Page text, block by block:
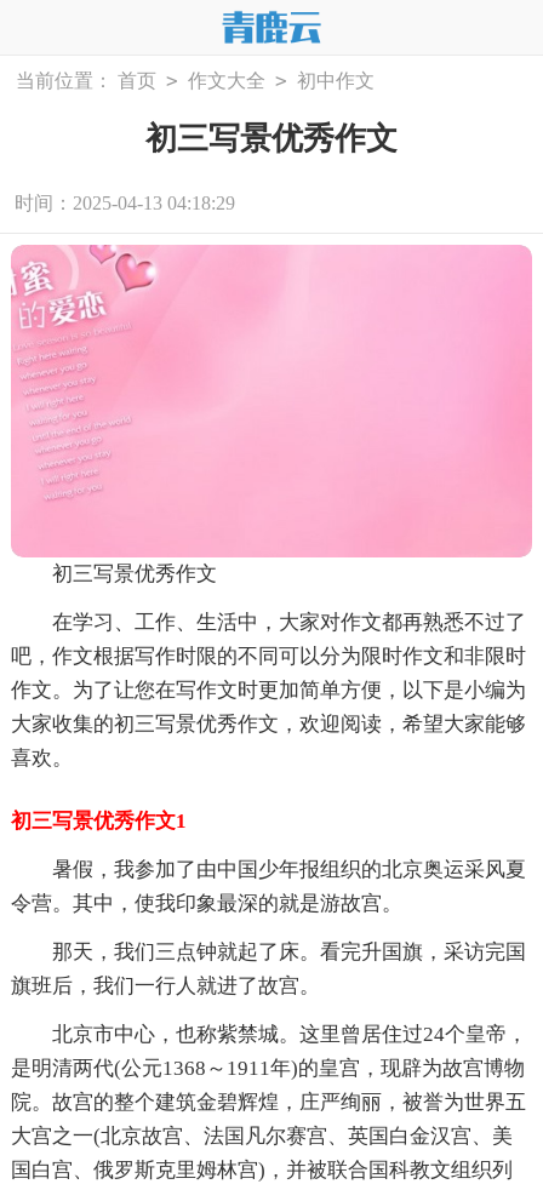
当前位置： 首页 > 作文大全 > 初中作文
初三写景优秀作文
时间：2025-04-13 04:18:29
初三写景优秀作文
在学习、工作、生活中，大家对作文都再熟悉不过了
吧，作文根据写作时限的不同可以分为限时作文和非限时
作文。为了让您在写作文时更加简单方便，以下是小编为
大家收集的初三写景优秀作文，欢迎阅读，希望大家能够
喜欢。
初三写景优秀作文1
暑假，我参加了由中国少年报组织的北京奥运采风夏
令营。其中，使我印象最深的就是游故宫。
那天，我们三点钟就起了床。看完升国旗，采访完国
旗班后，我们一行人就进了故宫。
北京市中心，也称紫禁城。这里曾居住过24个皇帝，
是明清两代(公元1368～1911年)的皇宫，现辟为故宫博物
院。故宫的整个建筑金碧辉煌，庄严绚丽，被誉为世界五
大宫之一(北京故宫、法国凡尔赛宫、英国白金汉宫、美
国白宫、俄罗斯克里姆林宫)，并被联合国科教文组织列